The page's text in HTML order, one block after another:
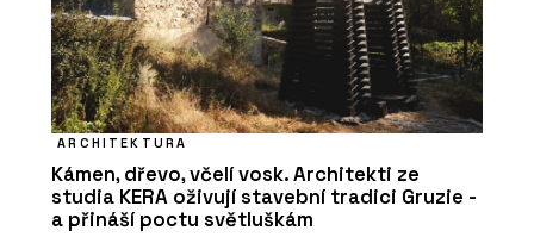
ARCHITEKTURA
Kámen, dřevo, včelí vosk. Architekti ze
studia KERA oživují stavební tradici Gruzie -
a přináší poctu světluškám